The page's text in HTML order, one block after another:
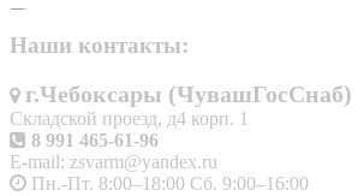
Наши контакты:
г.Чебоксары (ЧувашГосСнаб)
Складской проезд, д4 корп. 1
8 991 465-61-96
E-mail: zsvarm@yandex.ru
Пн.-Пт. 8:00–18:00 Сб. 9:00–16:00